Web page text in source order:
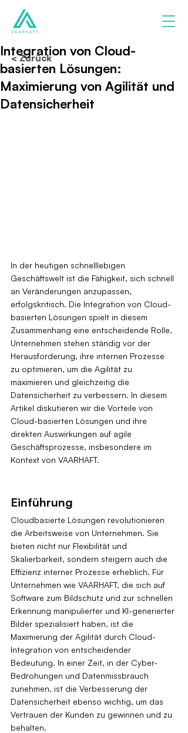
Integration von Cloud-
basierten Lösungen:
Maximierung von Agilität und
Datensicherheit
In der heutigen schnelllebigen
Geschäftswelt ist die Fähigkeit, sich schnell
an Veränderungen anzupassen,
erfolgskritisch. Die Integration von Cloud-
basierten Lösungen spielt in diesem
Zusammenhang eine entscheidende Rolle.
Unternehmen stehen ständig vor der
Herausforderung, ihre internen Prozesse
zu optimieren, um die Agilität zu
maximieren und gleichzeitig die
Datensicherheit zu verbessern. In diesem
Artikel diskutieren wir die Vorteile von
Cloud-basierten Lösungen und ihre
direkten Auswirkungen auf agile
Geschäftsprozesse, insbesondere im
Kontext von VAARHAFT.
Einführung
Cloudbasierte Lösungen revolutionieren
die Arbeitsweise von Unternehmen. Sie
bieten nicht nur Flexibilität und
Skalierbarkeit, sondern steigern auch die
Effizienz interner Prozesse erheblich. Für
Unternehmen wie VAARHAFT, die sich auf
Software zum Bildschutz und zur schnellen
Erkennung manipulierter und KI-generierter
Bilder spezialisiert haben, ist die
Maximierung der Agilität durch Cloud-
Integration von entscheidender
Bedeutung. In einer Zeit, in der Cyber-
Bedrohungen und Datenmissbrauch
zunehmen, ist die Verbesserung der
Datensicherheit ebenso wichtig, um das
Vertrauen der Kunden zu gewinnen und zu
behalten.
< Zurück